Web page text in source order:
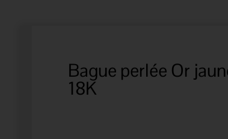
Bague perlée Or
18K